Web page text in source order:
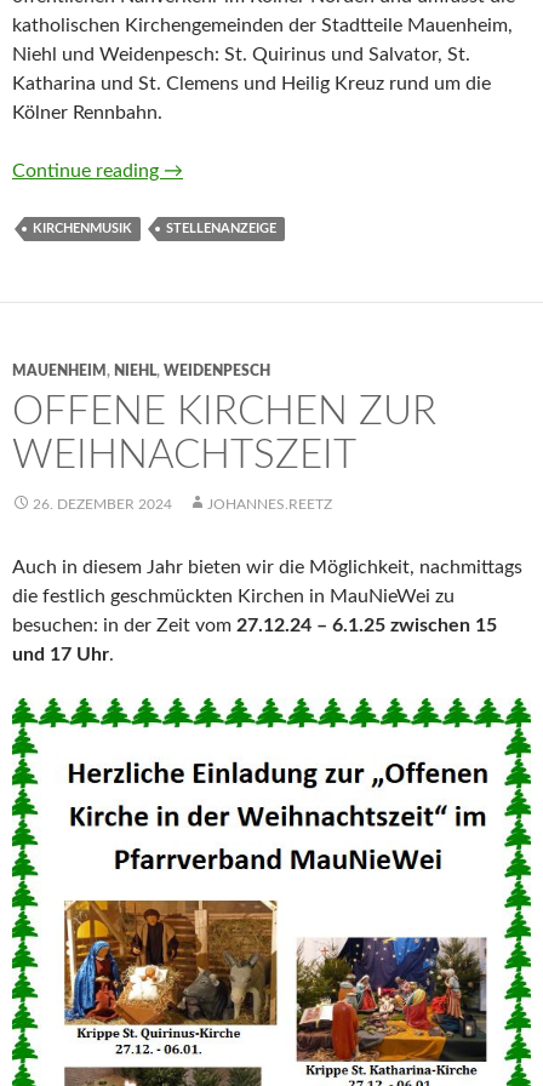
katholischen Kirchengemeinden der Stadtteile Mauenheim,
Niehl und Weidenpesch: St. Quirinus und Salvator, St.
Katharina und St. Clemens und Heilig Kreuz rund um die
Kölner Rennbahn.
Continue reading Kirchenmusiker gesucht (veraltet)
→
KIRCHENMUSIK STELLENANZEIGE
MAUENHEIM , NIEHL, WEIDENPESCH
OFFENE KIRCHEN ZUR
WEIHNACHTSZEIT
26. DEZEMBER 2024 JOHANNES.REETZ
Auch in diesem Jahr bieten wir die Möglichkeit, nachmittags
die festlich geschmückten Kirchen in MauNieWei zu
besuchen: in der Zeit vom 27.12.24 – 6.1.25 zwischen 15
und 17 Uhr.